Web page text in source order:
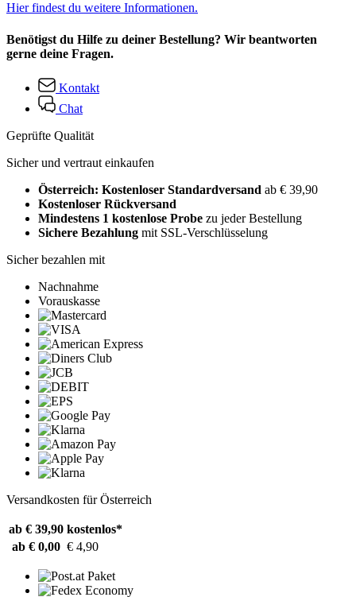
Hier findest du weitere Informationen.
Benötigst du Hilfe zu deiner Bestellung? Wir beantworten
gerne deine Fragen.
Kontakt
Chat
Geprüfte Qualität
Sicher und vertraut einkaufen
Österreich: Kostenloser Standardversand ab € 39,90
Kostenloser Rückversand
Mindestens 1 kostenlose Probe zu jeder Bestellung
Sichere Bezahlung mit SSL-Verschlüsselung
Sicher bezahlen mit
Nachnahme
Vorauskasse
Versandkosten für Österreich
ab € 39,90 kostenlos*
ab € 0,00 € 4,90